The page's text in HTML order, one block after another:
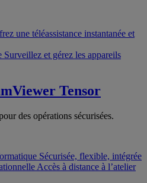
une téléassistance instantanée et
Surveillez et gérez les appareils
Tensor
des opérations sécurisées.
Sécurisée, flexible, intégrée
Accès à distance à l’atelier